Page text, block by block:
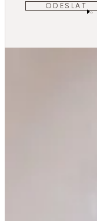
ODESLAT